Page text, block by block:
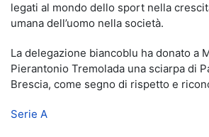
legati al mondo dello sport nella
umana dell’uomo nella società.
La delegazione biancoblu ha donato a
Pierantonio Tremolada una sciarpa di
Brescia, come segno di rispetto e
Serie A